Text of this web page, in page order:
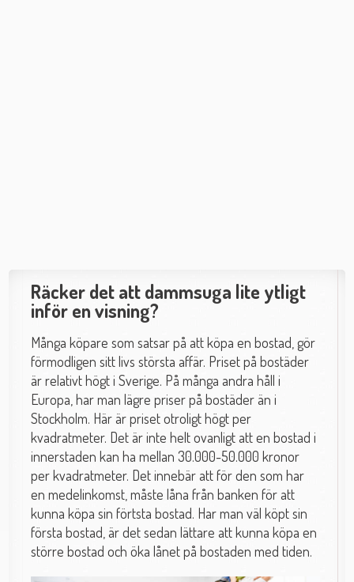
Räcker det att dammsuga lite ytligt
inför en visning?
Många köpare som satsar på att köpa en bostad, gör
förmodligen sitt livs största affär. Priset på bostäder
är relativt högt i Sverige. På många andra håll i
Europa, har man lägre priser på bostäder än i
Stockholm. Här är priset otroligt högt per
kvadratmeter. Det är inte helt ovanligt att en bostad i
innerstaden kan ha mellan 30.000-50.000 kronor
per kvadratmeter. Det innebär att för den som har
en medelinkomst, måste låna från banken för att
kunna köpa sin förtsta bostad. Har man väl köpt sin
första bostad, är det sedan lättare att kunna köpa en
större bostad och öka lånet på bostaden med tiden.